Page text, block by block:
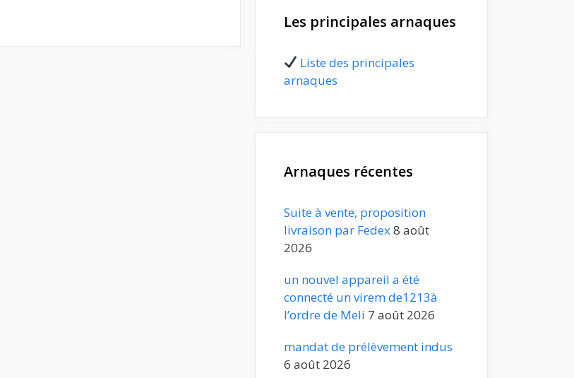
Les principales arnaques
Liste des principales
arnaques
Arnaques récentes
Suite à vente, proposition
livraison par Fedex8 août
2026
un nouvel appareil a été
connecté un virem de1213à
l’ordre de Meli 7 août 2026
mandat de prélèvement indus
6 août 2026